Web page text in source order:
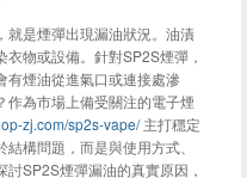
就是煙彈出現漏油狀況。油漬
物或設備。針對SP2S煙彈，
有煙油從進氣口或連接處滲
作為市場上備受關注的電子煙
zj.com/sp2s-vape/主打穩定
構問題，而是與使用方式、
SP2S煙彈漏油的真實原因，